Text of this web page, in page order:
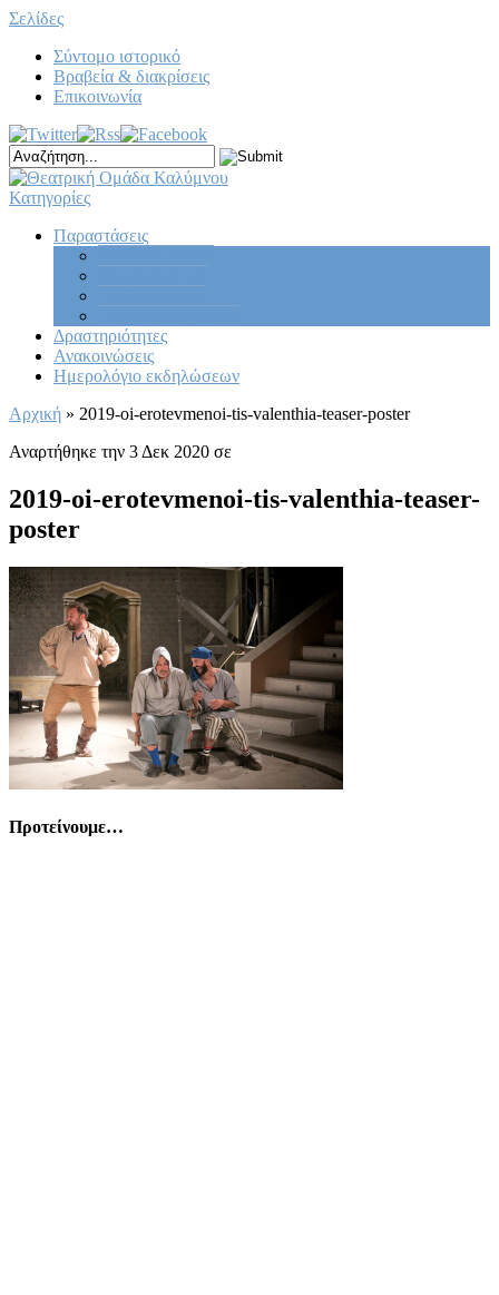
Σελίδες
Σύντομο ιστορικό
Βραβεία & διακρίσεις
Επικοινωνία
Κατηγορίες
Παραστάσεις
Δραστηριότητες
Ανακοινώσεις
Ημερολόγιο εκδηλώσεων
Αρχική » 2019-oi-erotevmenoi-tis-valenthia-teaser-poster
Αναρτήθηκε την 3 Δεκ 2020 σε
2019-oi-erotevmenoi-tis-valenthia-teaser-
poster
Προτείνουμε…